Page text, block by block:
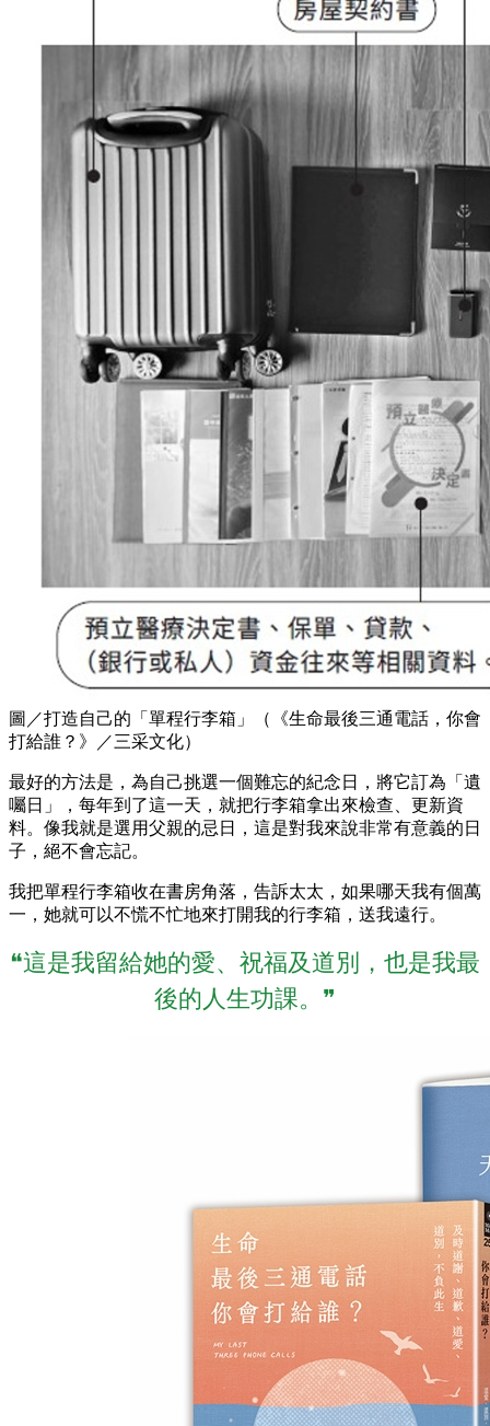
圖／打造自己的「單程行李箱」（《生命最後三通電話，你會
打給誰？》／三采文化）
最好的方法是，為自己挑選一個難忘的紀念日，將它訂為「遺
囑日」，每年到了這一天，就把行李箱拿出來檢查、更新資
料。像我就是選用父親的忌日，這是對我來說非常有意義的日
子，絕不會忘記。
我把單程行李箱收在書房角落，告訴太太，如果哪天我有個萬
一，她就可以不慌不忙地來打開我的行李箱，送我遠行。
❝這是我留給她的愛、祝福及道別，也是我最
後的人生功課。❞